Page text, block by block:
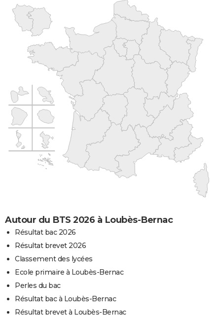
Autour du BTS 2026 à Loubès-Bernac
Résultat bac 2026
Résultat brevet 2026
Classement des lycées
Ecole primaire à Loubès-Bernac
Perles du bac
Résultat bac à Loubès-Bernac
Résultat brevet à Loubès-Bernac